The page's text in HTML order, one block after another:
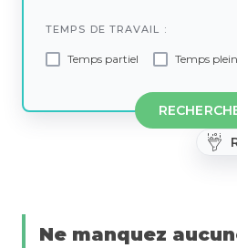
TEMPS DE TRAVAIL :
Temps partiel Temps plein
Ne manquez